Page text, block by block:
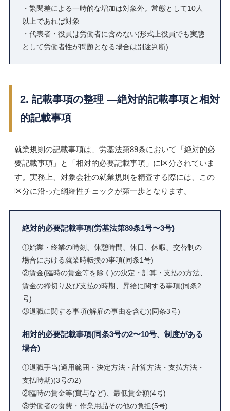
・繁閑差による一時的な増加は対象外。常態として10人
以上であれば対象
・代表者・役員は労働者に含めない(形式上役員でも実態
として労働者性が問題となる場合は別途判断)
2. 記載事項の整理 ―絶対的記載事項と相対
的記載事項
就業規則の記載事項は、労基法第89条において「絶対的必
要記載事項」と「相対的必要記載事項」に区分されていま
す。実務上、対象会社の就業規則を精査する際には、この
区分に沿った網羅性チェックが第一歩となります。
絶対的必要記載事項(労基法第89条1号〜3号)
①始業・終業の時刻、休憩時間、休日、休暇、交替制の
場合における就業時転換の事項(同条1号)
②賃金(臨時の賃金等を除く)の決定・計算・支払の方法、
賃金の締切り及び支払の時期、昇給に関する事項(同条2
号)
③退職に関する事項(解雇の事由を含む)(同条3号)
相対的必要記載事項(同条3号の2〜10号、制度がある
場合)
①退職手当(適用範囲・決定方法・計算方法・支払方法・
支払時期)(3号の2)
②臨時の賃金等(賞与など)、最低賃金額(4号)
③労働者の食費・作業用品その他の負担(5号)